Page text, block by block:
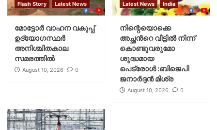
Flash Story Latest News
മോട്ടോര്‍ വാഹന വകുപ്പ്
ഉദ്യോഗസ്ഥര്‍
അനിശ്ചിതകാല
സമരത്തില്‍
August 10, 2026 0
Latest News India
നിന്റെയൊക്കെ
അച്ഛൻറെ വീട്ടിൽ നിന്ന്
കൊണ്ടുവരുമോ
ശുദ്ധമായ
പെട്രോൾ :ബിജെപി
ജനാർദ്ദൻ മിശ്ര
August 10, 2026 0